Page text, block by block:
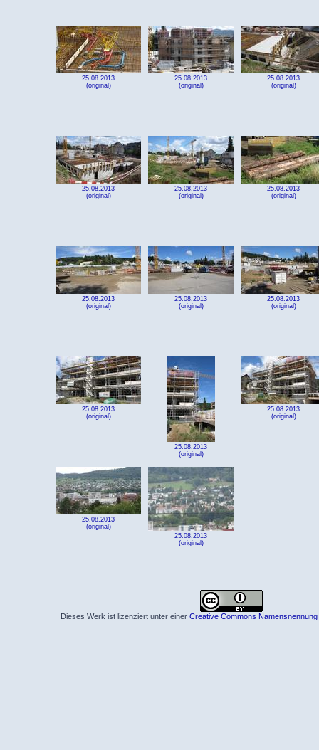
25.08.2013
(original)
25.08.2013
(original)
25.08.2013
(original)
25.08.2013
(original)
25.08.2013
(original)
25.08.2013
(original)
25.08.2013
(original)
25.08.2013
(original)
25.08.2013
(original)
25.08.2013
(original)
25.08.2013
(original)
25.08.2013
(original)
25.08.2013
(original)
25.08.2013
(original)
Dieses Werk ist lizenziert unter einerCreative Commons